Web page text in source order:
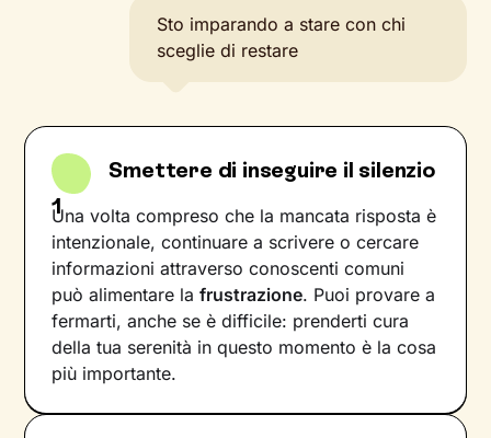
Sto imparando a stare con chi
sceglie di restare
1
Smettere di inseguire il silenzio
Una volta compreso che la mancata risposta è
intenzionale, continuare a scrivere o cercare
informazioni attraverso conoscenti comuni
può alimentare lafrustrazione. Puoi provare a
fermarti, anche se è difficile: prenderti cura
della tua serenità in questo momento è la cosa
più importante.